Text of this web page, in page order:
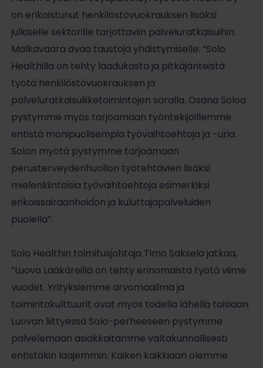
on erikoistunut henkilöstövuokrauksen lisäksi
julkiselle sektorille tarjottaviin palveluratkaisuihin.
Malkavaara avaa taustoja yhdistymiselle: ”Solo
Healthilla on tehty laadukasta ja pitkäjänteistä
työtä henkilöstövuokrauksen ja
palveluratkaisuliiketoimintojen saralla. Osana Soloa
pystymme myös tarjoamaan työntekijöillemme
entistä monipuolisempia työvaihtoehtoja ja -uria.
Solon myötä pystymme tarjoamaan
perusterveydenhuollon työtehtävien lisäksi
mielenkiintoisia työvaihtoehtoja esimerkiksi
erikoissairaanhoidon ja kuluttajapalveluiden
puolella”.
Solo Healthin toimitusjohtaja Timo Saksela jatkaa,
”Luova Lääkäreillä on tehty erinomaista työtä viime
vuodet. Yrityksiemme arvomaailma ja
toimintakulttuurit ovat myös todella lähellä toisiaan.
Luovan liittyessä Solo-perheeseen pystymme
palvelemaan asiakkaitamme valtakunnallisesti
entistäkin laajemmin. Kaiken kaikkiaan olemme